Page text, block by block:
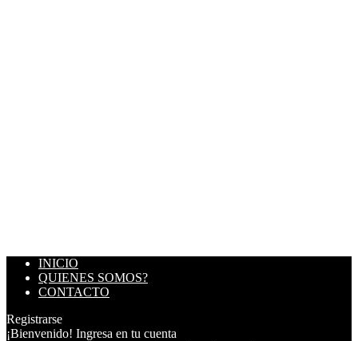
INICIO
QUIENES SOMOS?
CONTACTO
Registrarse
¡Bienvenido! Ingresa en tu cuenta